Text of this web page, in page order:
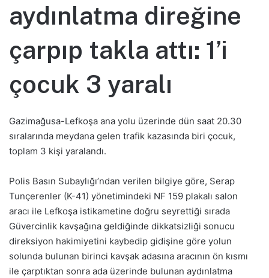
aydınlatma direğine
çarpıp takla attı: 1’i
çocuk 3 yaralı
Gazimağusa-Lefkoşa ana yolu üzerinde dün saat 20.30
sıralarında meydana gelen trafik kazasında biri çocuk,
toplam 3 kişi yaralandı.
Polis Basın Subaylığı’ndan verilen bilgiye göre, Serap
Tunçerenler (K-41) yönetimindeki NF 159 plakalı salon
aracı ile Lefkoşa istikametine doğru seyrettiği sırada
Güvercinlik kavşağına geldiğinde dikkatsizliği sonucu
direksiyon hakimiyetini kaybedip gidişine göre yolun
solunda bulunan birinci kavşak adasına aracının ön kısmı
ile çarptıktan sonra ada üzerinde bulunan aydınlatma